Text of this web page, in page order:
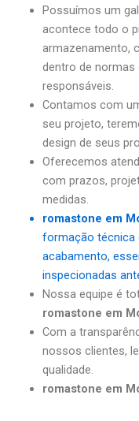
Possuímos um
acontece todo o
armazenamento,
dentro de normas
responsáveis.
Contamos com
seu projeto,
design de seus
Oferecemos
com prazos,
medidas.
romastone em
formação técnica
acabamento,
inspecionadas
Nossa equipe é
romastone em
Com a
nossos clientes,
qualidade.
romastone em